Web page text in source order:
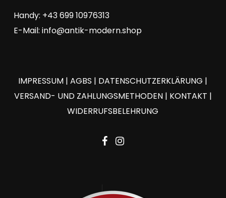
Handy: +43 699 10976313
E-Mail: info@antik-modern.shop
IMPRESSUM |AGBS | DATENSCHUTZERKLÄRUNG |
VERSAND- UND ZAHLUNGSMETHODEN| KONTAKT |
WIDERRUFSBELEHRUNG
facebook
instagram